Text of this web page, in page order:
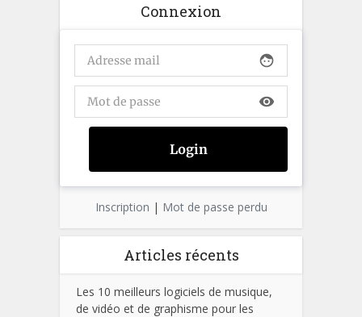
Connexion
face
visibility
Inscription | Mot de passe perdu
Articles récents
Les 10 meilleurs logiciels de musique,
de vidéo et de graphisme pour les